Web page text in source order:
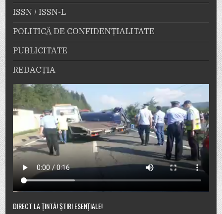
ISSN / ISSN-L
POLITICĂ DE CONFIDENȚIALITATE
PUBLICITATE
REDACȚIA
DIRECT LA ȚINTĂ! ȘTIRI ESENȚIALE!